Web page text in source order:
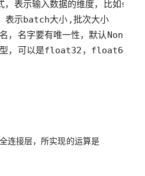
型，可以是float32，float64，
连接层，所实现的运算是